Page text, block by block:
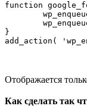
function
}
add_action(
Отображается
Как сделать так